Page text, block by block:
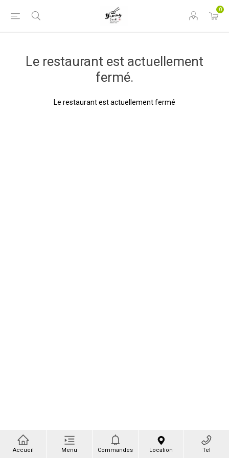
0
Le restaurant est actuellement
fermé.
Le restaurant est actuellement fermé
Accueil Menu Commandes Location Tel